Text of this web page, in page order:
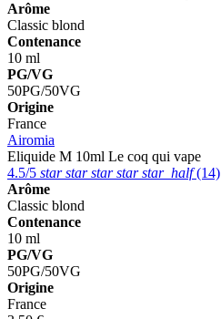
Arôme
Classic blond
Contenance
10 ml
PG/VG
50PG/50VG
Origine
France
Airomia
Eliquide M 10ml Le coq qui vape
4.5/5 starstarstarstarstar_half(14)
Arôme
Classic blond
Contenance
10 ml
PG/VG
50PG/50VG
Origine
France